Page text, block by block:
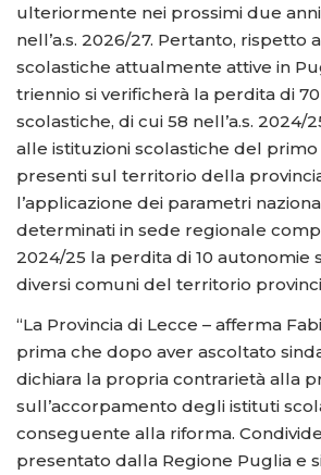
ulteriormente nei prossimi due
nell’a.s. 2026/27. Pertanto, rispetto
scolastiche attualmente attive in
triennio si verificherà la perdita di
scolastiche, di cui 58 nell’a.s. 2024/
alle istituzioni scolastiche del
presenti sul territorio della
l’applicazione dei parametri
determinati in sede regionale
2024/25 la perdita di 10 autonomie
diversi comuni del territorio
“La Provincia di Lecce – afferma
prima che dopo aver ascoltato
dichiara la propria contrarietà alla
sull’accorpamento degli istituti
conseguente alla riforma.
presentato dalla Regione Puglia e